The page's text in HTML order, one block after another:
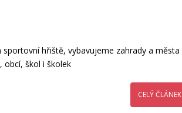
hřiště, vybavujeme zahrady a města
obcí, škol i školek
CELÝ ČLÁNEK